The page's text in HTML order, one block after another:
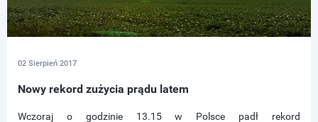
02 Sierpień 2017
Nowy rekord zużycia prądu latem
Wczoraj o godzinie 13.15 w Polsce padł rekord